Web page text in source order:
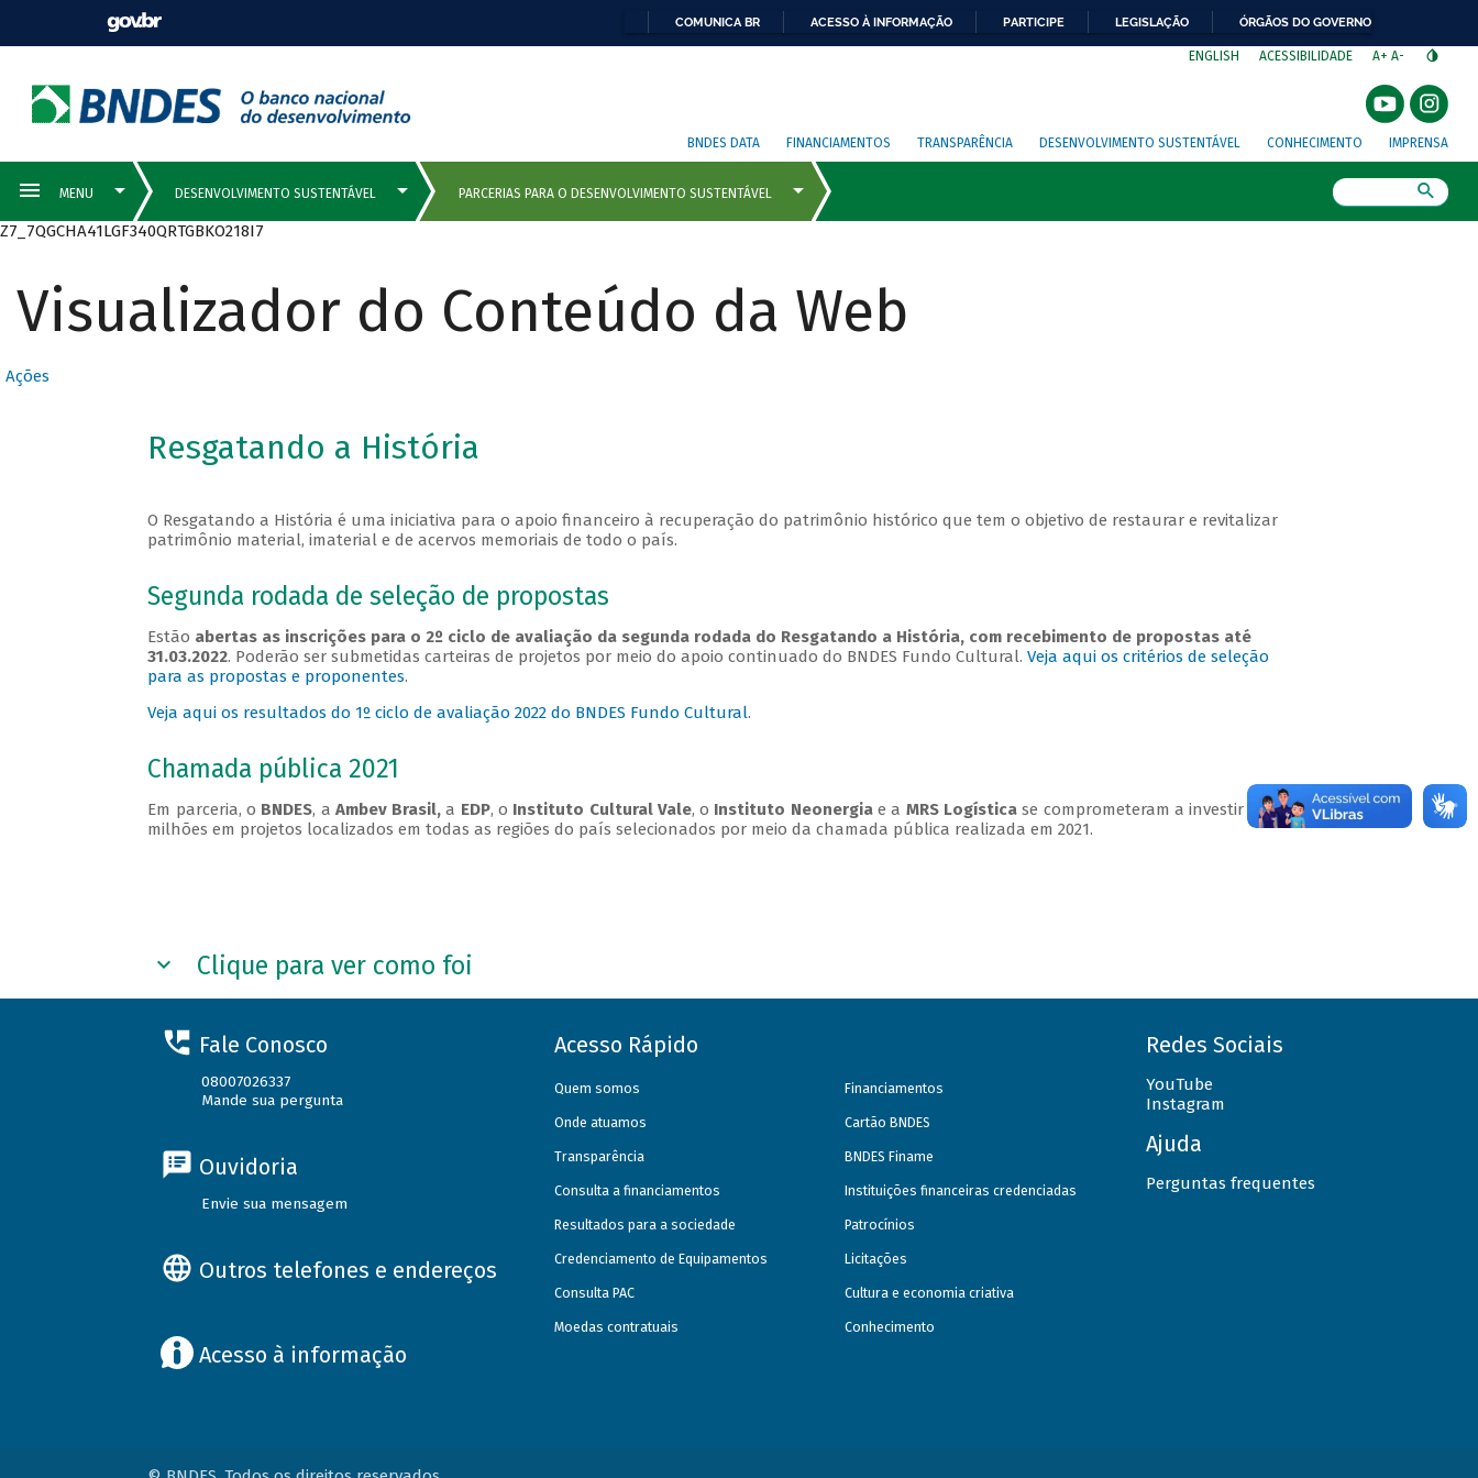
COMUNICA BR ACESSO À INFORMAÇÃO PARTICIPE LEGISLAÇÃO ÓRGÃOS DO GOVERNO
ENGLISH ACESSIBILIDADE A+ A-
BNDES DATA FINANCIAMENTOS TRANSPARÊNCIA DESENVOLVIMENTO SUSTENTÁVEL CONHECIMENTO IMPRENSA
Z7_7QGCHA41LGF340QRTGBKO218I7
Visualizador do Conteúdo da Web
Ações
Resgatando a História
O Resgatando a História é uma iniciativa para o apoio financeiro à recuperação do patrimônio histórico que tem o objetivo de restaurar e revitalizar
patrimônio material, imaterial e de acervos memoriais de todo o país.
Segunda rodada de seleção de propostas
Estão abertas as inscrições para o 2º ciclo de avaliação da segunda rodada do Resgatando a História, com recebimento de propostas até
31.03.2022. Poderão ser submetidas carteiras de projetos por meio do apoio continuado do BNDES Fundo Cultural.Veja aqui os critérios de seleção
para as propostas e proponentes.
Veja aqui os resultados do 1º ciclo de avaliação 2022 do BNDES Fundo Cultural.
Chamada pública 2021
Em parceria, o BNDES, a Ambev Brasil, a EDP, o Instituto Cultural Vale, o Instituto Neonergiae a MRS Logísticase comprometeram a investir R$ 200
milhões em projetos localizados em todas as regiões do país selecionados por meio da chamada pública realizada em 2021.
Clique para ver como foi
Fale Conosco
08007026337
Mande sua pergunta
Ouvidoria
Envie sua mensagem
Outros telefones e endereços
Acesso à informação
Acesso Rápido
Quem somos
Onde atuamos
Transparência
Consulta a financiamentos
Resultados para a sociedade
Credenciamento de Equipamentos
Consulta PAC
Moedas contratuais
Financiamentos
Cartão BNDES
BNDES Finame
Instituições financeiras credenciadas
Patrocínios
Licitações
Cultura e economia criativa
Conhecimento
Redes Sociais
YouTube
Instagram
Ajuda
Perguntas frequentes